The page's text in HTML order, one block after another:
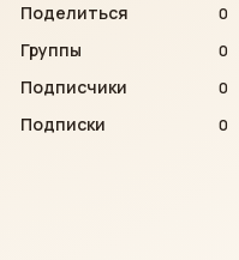
Поделиться 0
Группы 0
Подписчики 0
Подписки 0